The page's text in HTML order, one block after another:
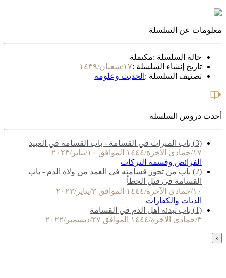
معلومات عن السلسلة
حالة السلسلة :مكتملة
تاريخ إنشاء السلسلة :١٧/شعبان/١٤٣٩
تصنيف السلسلة : الحديث وعلومه
أحدث دروس السلسلة
(3) باب الميراث في القسامة - باب القسامة في العبيد
١٧/جمادى الآخرة/١٤٤٤ الموافق ١٠/يناير/٢٠٢٣
الفرائض وقسمة التركات
(2) باب من تجوز قسامته في العمد من ولاة الدم - باب
القسامة في قتل الخطأ
١٠/جمادى الآخرة/١٤٤٤ الموافق ٣/يناير/٢٠٢٣
الديات والكفارات
(1) باب تبدئة أهل الدم في القسامة
٣/جمادى الآخرة/١٤٤٤ الموافق ٢٧/ديسمبر/٢٠٢٢
›